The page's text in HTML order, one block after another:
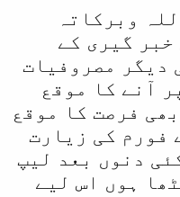
وبرکاتہ
گیری کے
دیگر مصروفیات
آنے کا موقع
فرصت کا موقع
فورم کی زیارت
دنوں بعد لیپ
ہوں اس لیے